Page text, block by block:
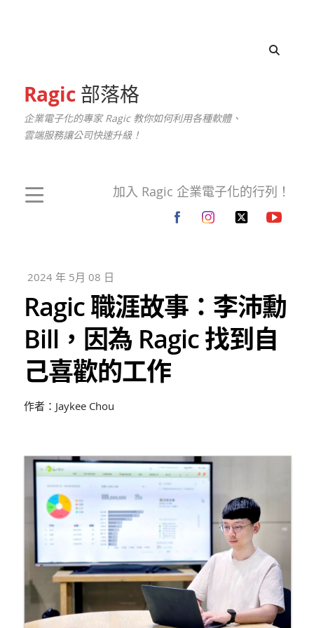
Ragic部落格
企業電子化的專家 Ragic 教你如何利用各種軟體、
雲端服務讓公司快速升級！
加入 Ragic 企業電子化的行列！
2024 年 5月 08 日
Ragic 職涯故事：李沛勳
Bill，因為 Ragic 找到自
己喜歡的工作
作者：Jaykee Chou